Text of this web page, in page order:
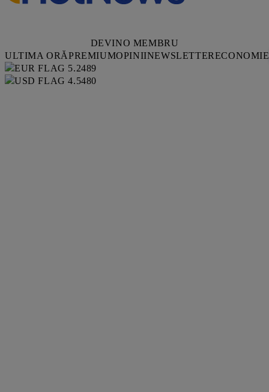
DEVINO MEMBRU
ULTIMA ORĂPREMIUMOPINIINEWSLETTERECONOMIE
5.2489
4.5480